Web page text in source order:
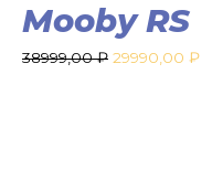
Mooby RS
38999,00₽ 29990,00 ₽